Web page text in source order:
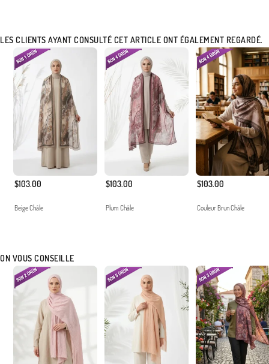
Made in Türkiye
LES CLIENTS AYANT CONSULTÉ CET ARTICLE ONT ÉGALEMENT REGARDÉ.
$103.00
Beige Châle
$103.00
Plum Châle
$103.00
Couleur Brun Châle
ON VOUS CONSEILLE